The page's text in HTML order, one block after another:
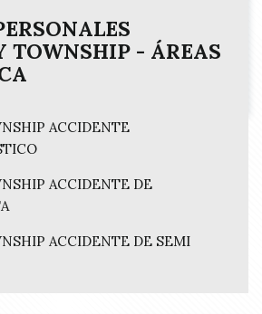
TOWNSHIP - ÁREAS
ACCIDENTE
ACCIDENTE DE
ACCIDENTE DE SEMI